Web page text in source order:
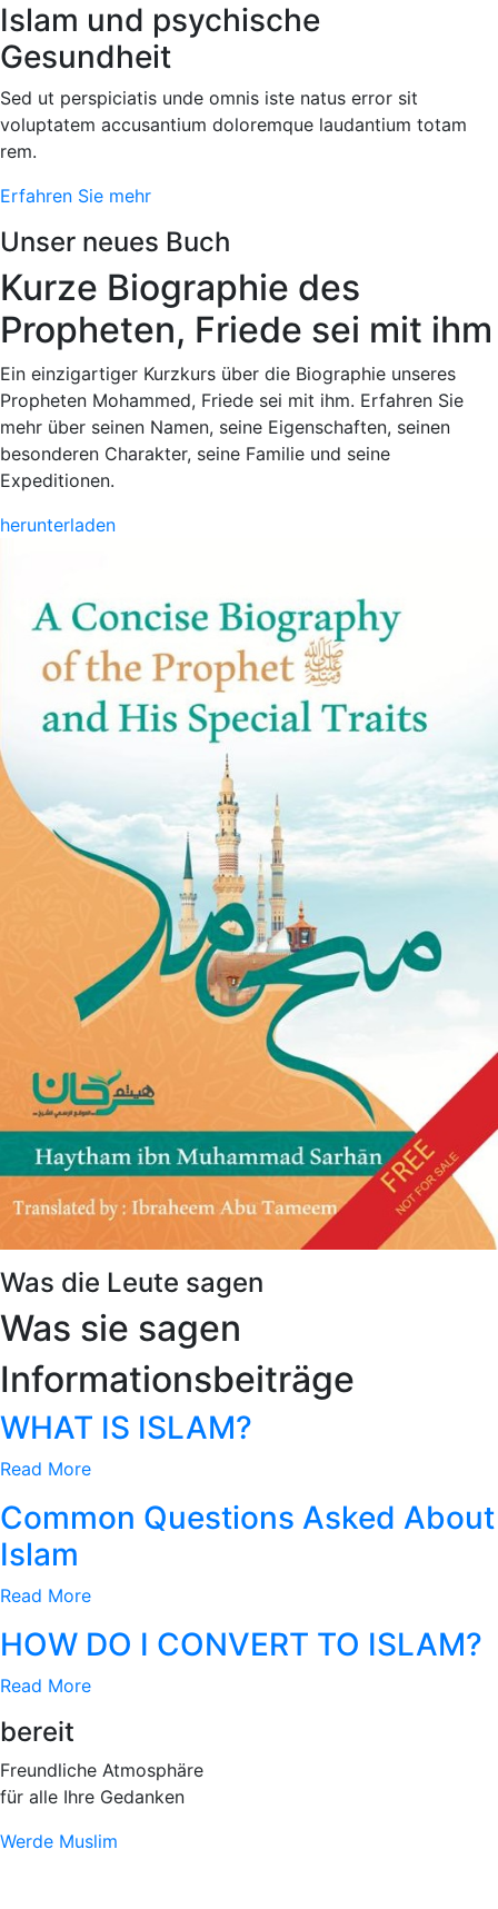
Islam und psychische
Gesundheit
Sed ut perspiciatis unde omnis iste natus error sit
voluptatem accusantium doloremque laudantium totam
rem.
Erfahren Sie mehr
Unser neues Buch
Kurze Biographie des
Propheten, Friede sei mit ihm
Ein einzigartiger Kurzkurs über die Biographie unseres
Propheten Mohammed, Friede sei mit ihm. Erfahren Sie
mehr über seinen Namen, seine Eigenschaften, seinen
besonderen Charakter, seine Familie und seine
Expeditionen.
herunterladen
Was die Leute sagen
Was sie sagen
Informationsbeiträge
WHAT IS ISLAM?
Read More
Common Questions Asked About
Islam​
Read More
HOW DO I CONVERT TO ISLAM?
Read More
bereit
Freundliche Atmosphäre
für alle Ihre Gedanken
Werde Muslim